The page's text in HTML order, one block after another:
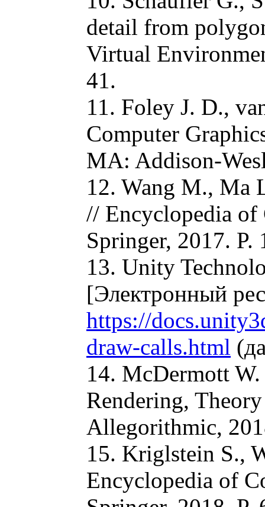
detail from
Virtual
41.
11. Foley J. D.,
Computer
MA:
12. Wang M., Ma
// Encyclopedia of
Springer, 2017. P.
13. Unity
[Электронный
https://
draw-calls.html
14. McDermott
Rendering,
Allegorithmic,
15. Kriglstein S.,
Encyclopedia of